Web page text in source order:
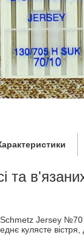
та
Schmetz Jersey
кулясте вістря,